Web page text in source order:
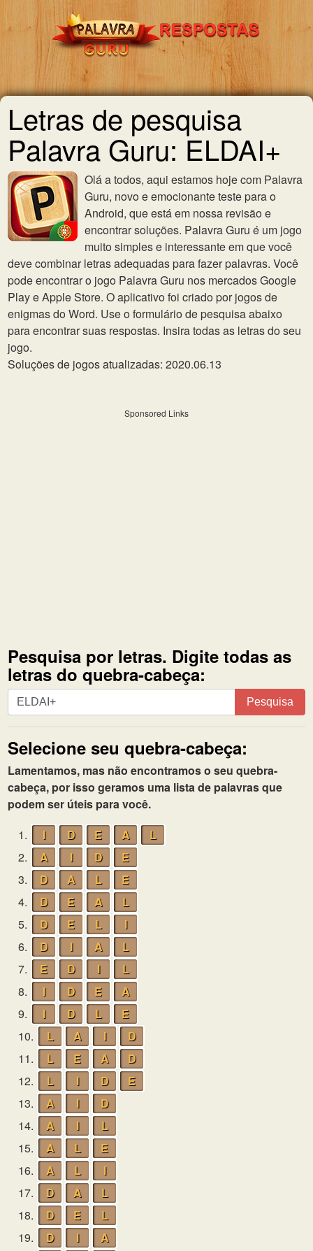
Letras de pesquisa
Palavra Guru: ELDAI+
Olá a todos, aqui estamos hoje com Palavra
Guru, novo e emocionante teste para o
Android, que está em nossa revisão e
encontrar soluções. Palavra Guru é um jogo
muito simples e interessante em que você
deve combinar letras adequadas para fazer palavras. Você
pode encontrar o jogo Palavra Guru nos mercados Google
Play e Apple Store. O aplicativo foi criado por jogos de
enigmas do Word. Use o formulário de pesquisa abaixo
para encontrar suas respostas. Insira todas as letras do seu
jogo.
Soluções de jogos atualizadas: 2020.06.13
Sponsored Links
Pesquisa por letras. Digite todas as
letras do quebra-cabeça:
Pesquisa
por
letras.
Digite
todas
as
letras
do
quebra-
cabeça:
Pesquisa
Selecione seu quebra-cabeça:
Lamentamos, mas não encontramos o seu quebra-
cabeça, por isso geramos uma lista de palavras que
podem ser úteis para você.
1.
I D E A
L
2.
A I D
E
3.
D A L
E
4.
D E A
L
5.
D E L
I
6.
D I A
L
7.
E D I
L
8.
I D E
A
9.
I D L
E
10.
L A I
D
11.
L E A
D
12.
L I D
E
13.
A I
D
14.
A I
L
15.
A L
E
16.
A L
I
17.
D A
L
18.
D E
L
19.
D I
A